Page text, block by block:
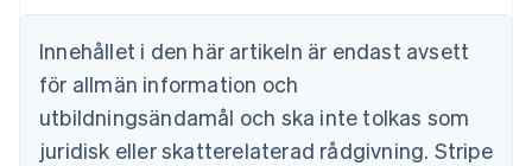
Innehållet i den här artikeln är endast avsett
för allmän information och
utbildningsändamål och ska inte tolkas som
juridisk eller skatterelaterad rådgivning. Stripe
PortuguêsEnglish
Bulgarien
English
Cypern
English
Danmark
English